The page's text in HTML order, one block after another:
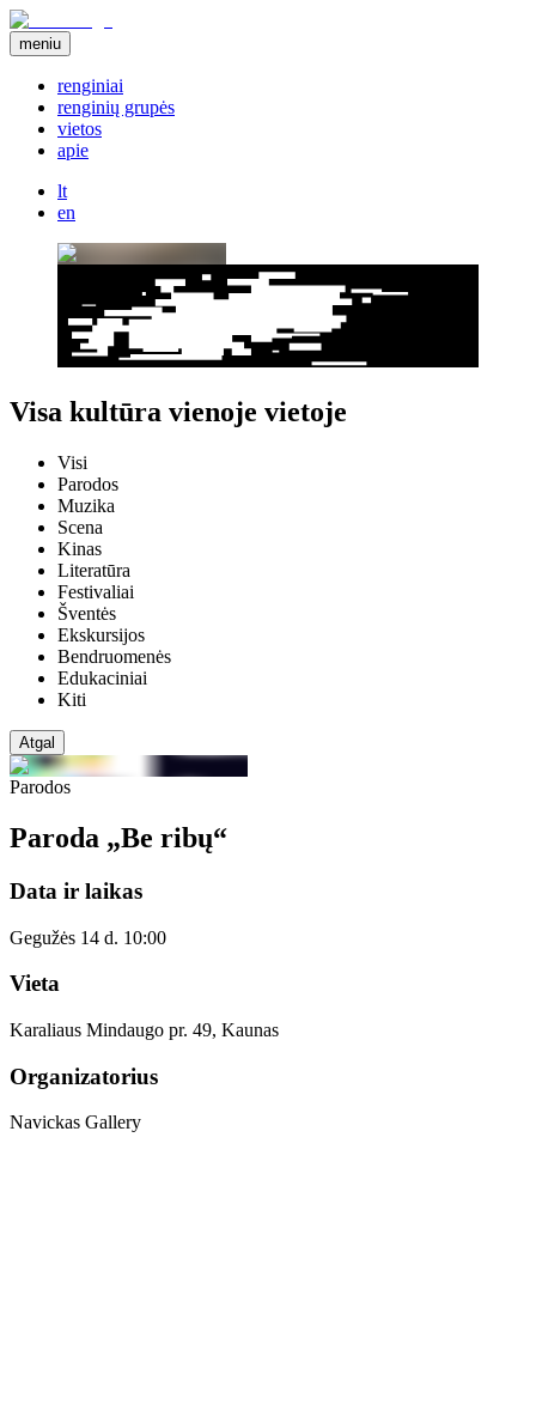
meniu
renginiai
renginių grupės
vietos
apie
lt
en
Visa kultūra vienoje vietoje
Visi
Parodos
Muzika
Scena
Kinas
Literatūra
Festivaliai
Šventės
Ekskursijos
Bendruomenės
Edukaciniai
Kiti
Atgal
Parodos
Paroda „Be ribų“
Data ir laikas
Gegužės 14 d. 10:00
Vieta
Karaliaus Mindaugo pr. 49, Kaunas
Organizatorius
Navickas Gallery